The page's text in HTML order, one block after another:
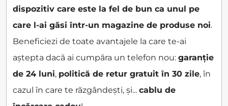
dispozitiv care este la fel de bun ca unul pe
care l-ai găsi într-un magazine de produse noi.
Beneficiezi de toate avantajele la care te-ai
aștepta dacă ai cumpăra un telefon nou: garanție
de 24 luni, politică de retur gratuit în 30 zile, în
cazul în care te răzgândești, și... cablu de